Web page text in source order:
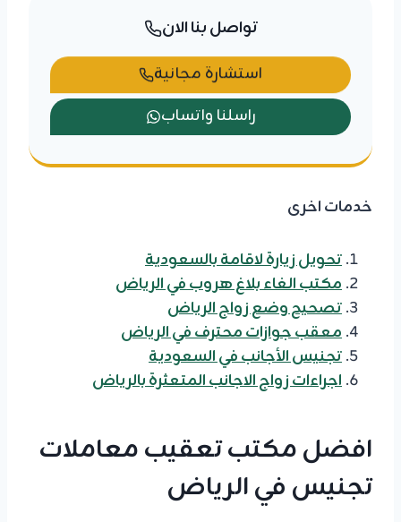
تواصل بنا الان
استشارة مجانية
راسلنا واتساب
خدمات اخرى
تحويل زيارة لاقامة بالسعودية
مكتب الغاء بلاغ هروب في الرياض
تصحيح وضع زواج الرياض
معقب جوازات محترف في الرياض
تجنيس الأجانب في السعودية
اجراءات زواج الاجانب المتعثرة بالرياض
افضل مكتب تعقيب معاملات
تجنيس في الرياض